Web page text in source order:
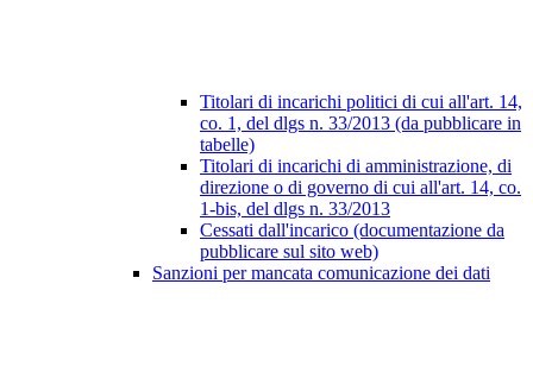
Titolari di incarichi politici di cui all'art. 14,
co. 1, del dlgs n. 33/2013 (da pubblicare in
tabelle)
Titolari di incarichi di amministrazione, di
direzione o di governo di cui all'art. 14, co.
1-bis, del dlgs n. 33/2013
Cessati dall'incarico (documentazione da
pubblicare sul sito web)
Sanzioni per mancata comunicazione dei dati